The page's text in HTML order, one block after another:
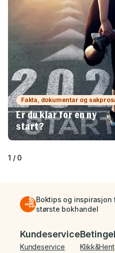
Fakta, dokumentar og
Er du klar for en ny
start?
1 / 0
Boktips og inspirasjon
største bokhandel
Bunnmeny
Kundeservice
Kundeservice Klikk&Hent